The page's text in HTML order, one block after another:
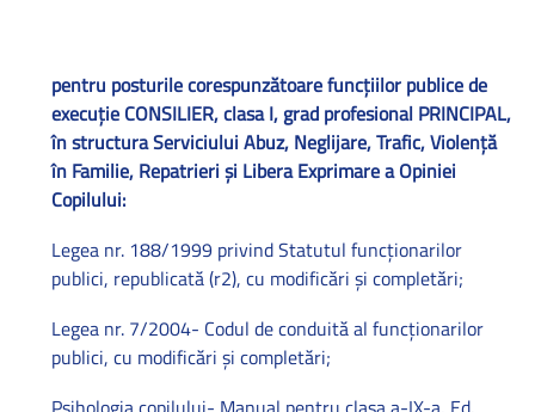
pentru posturile corespunzătoare funcţiilor publice de
execuţie CONSILIER, clasa I, grad profesional PRINCIPAL,
în structura Serviciului Abuz, Neglijare, Trafic, Violenţă
în Familie, Repatrieri şi Libera Exprimare a Opiniei
Copilului:
Legea nr. 188/1999 privind Statutul funcţionarilor
publici, republicată (r2), cu modificări şi completări;
Legea nr. 7/2004- Codul de conduită al funcţionarilor
publici, cu modificări şi completări;